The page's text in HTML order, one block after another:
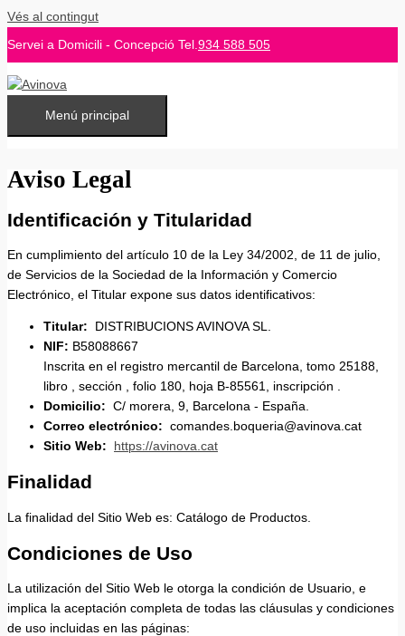
Vés al contingut
Servei a Domicili - Concepció Tel.934 588 505
Menú principal
Aviso Legal
Identificación y Titularidad
En cumplimiento del artículo 10 de la Ley 34/2002, de 11 de julio,
de Servicios de la Sociedad de la Información y Comercio
Electrónico, el Titular expone sus datos identificativos:
Titular: DISTRIBUCIONS AVINOVA SL.
NIF: B58088667
Inscrita en el registro mercantil de Barcelona, tomo 25188,
libro , sección , folio 180, hoja B-85561, inscripción .
Domicilio: C/ morera, 9, Barcelona - España.
Correo electrónico: comandes.boqueria@avinova.cat
Sitio Web:
https://avinova.cat
Finalidad
La finalidad del Sitio Web es: Catálogo de Productos.
Condiciones de Uso
La utilización del Sitio Web le otorga la condición de Usuario, e
implica la aceptación completa de todas las cláusulas y condiciones
de uso incluidas en las páginas: